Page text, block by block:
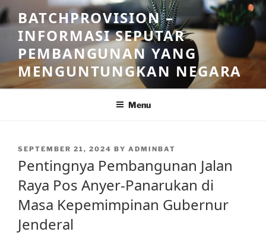
Skip
to
content
BATCHPROVISION –
INFORMASI SEPUTAR
PEMBANGUNAN YANG
MENGUNTUNGKAN NEGARA
Menu
POSTED
SEPTEMBER 21, 2024 BY ADMINBAT
Pentingnya Pembangunan Jalan
Raya Pos Anyer-Panarukan di
Masa Kepemimpinan Gubernur
Jenderal